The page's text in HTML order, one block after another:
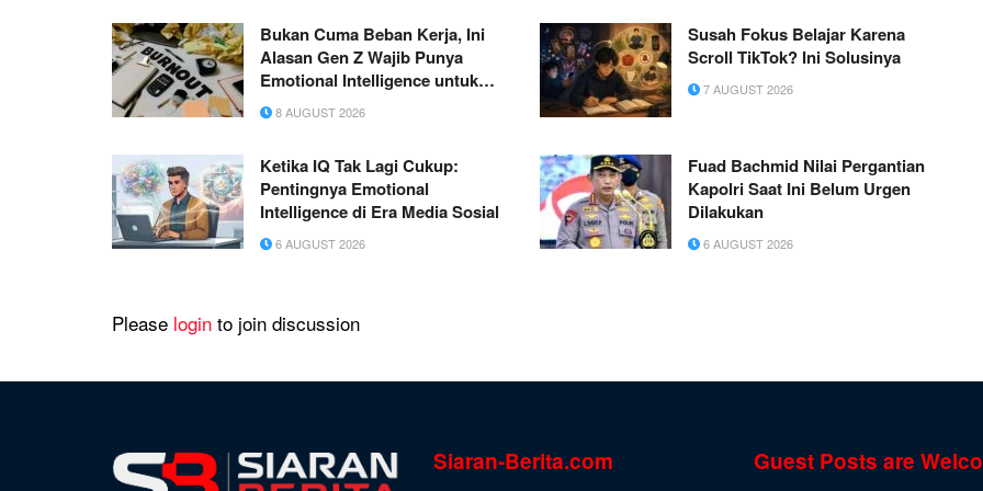
Bukan Cuma Beban Kerja, Ini
Alasan Gen Z Wajib Punya
Emotional Intelligence untuk
Mencegah Burnout
8 AUGUST 2026
Susah Fokus Belajar Karena
Scroll TikTok? Ini Solusinya
7 AUGUST 2026
Ketika IQ Tak Lagi Cukup:
Pentingnya Emotional
Intelligence di Era Media Sosial
6 AUGUST 2026
Fuad Bachmid Nilai Pergantian
Kapolri Saat Ini Belum Urgen
Dilakukan
6 AUGUST 2026
Please login to join discussion
Siaran-Berita.com Guest Posts are